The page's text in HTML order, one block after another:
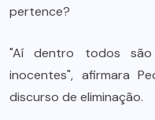
pertence?
"Aí dentro todos
inocentes", afirmara
discurso de eliminação.